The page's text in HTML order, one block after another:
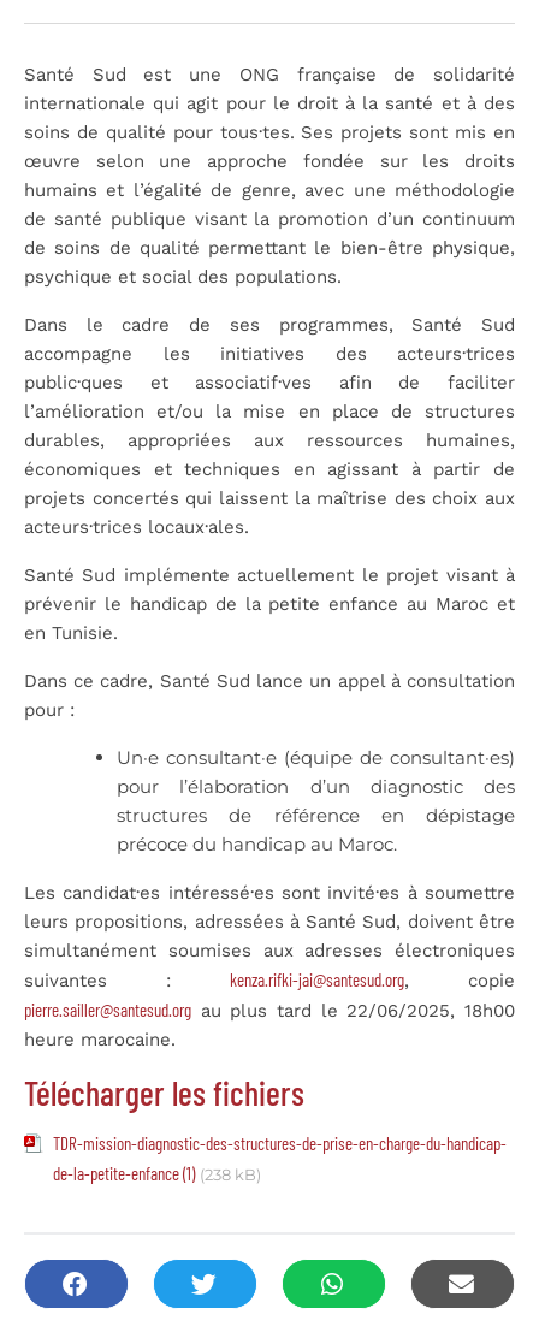
Santé Sud est une ONG française de solidarité
internationale qui agit pour le droit à la santé et à des
soins de qualité pour tous·tes. Ses projets sont mis en
œuvre selon une approche fondée sur les droits
humains et l’égalité de genre, avec une méthodologie
de santé publique visant la promotion d’un continuum
de soins de qualité permettant le bien-être physique,
psychique et social des populations.
Dans le cadre de ses programmes, Santé Sud
accompagne les initiatives des acteurs·trices
public·ques et associatif·ves afin de faciliter
l’amélioration et/ou la mise en place de structures
durables, appropriées aux ressources humaines,
économiques et techniques en agissant à partir de
projets concertés qui laissent la maîtrise des choix aux
acteurs·trices locaux·ales.
Santé Sud implémente actuellement le projet visant à
prévenir le handicap de la petite enfance au Maroc et
en Tunisie.
Dans ce cadre, Santé Sud lance un appel à consultation
pour :
Un·e consultant·e (équipe de consultant·es)
pour l’élaboration d’un diagnostic des
structures de référence en dépistage
précoce du handicap au Maroc.
Les candidat·es intéressé·es sont invité·es à soumettre
leurs propositions, adressées à Santé Sud, doivent être
simultanément soumises aux adresses électroniques
suivantes : kenza.rifki-jai@santesud.org, copie
pierre.sailler@santesud.org au plus tard le 22/06/2025, 18h00
heure marocaine.
Télécharger les fichiers
TDR-mission-diagnostic-des-structures-de-prise-en-charge-du-handicap-
de-la-petite-enfance (1) (238 kB)